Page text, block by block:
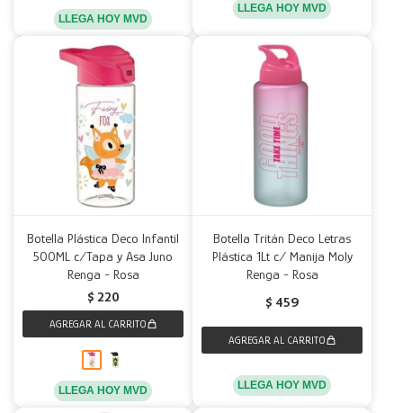
LLEGA HOY MVD
LLEGA HOY MVD
Botella Plástica Deco Infantil
500ML c/Tapa y Asa Juno
Renga - Rosa
$ 220
LLEGA HOY MVD
Botella Tritán Deco Letras
Plástica 1Lt c/ Manija Moly
Renga - Rosa
$ 459
LLEGA HOY MVD